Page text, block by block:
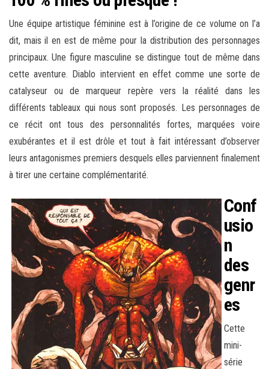
Une équipe artistique féminine est à l’origine de ce volume on l’a
dit, mais il en est de même pour la distribution des personnages
principaux. Une figure masculine se distingue tout de même dans
cette aventure. Diablo intervient en effet comme une sorte de
catalyseur ou de marqueur repère vers la réalité dans les
différents tableaux qui nous sont proposés. Les personnages de
ce récit ont tous des personnalités fortes, marquées voire
exubérantes et il est drôle et tout à fait intéressant d’observer
leurs antagonismes premiers desquels elles parviennent finalement
à tirer une certaine complémentarité.
Conf
usio
n
des
genr
es
Cette
mini-
série